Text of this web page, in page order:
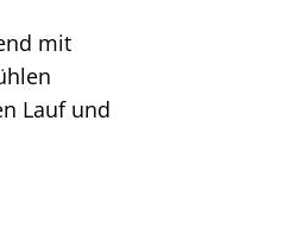
mit
Lauf und